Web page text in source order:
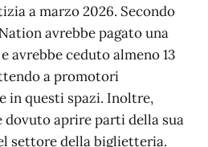
a marzo 2026. Secondo
avrebbe pagato una
avrebbe ceduto almeno 13
a promotori
in questi spazi. Inoltre,
dovuto aprire parti della sua
settore della biglietteria.